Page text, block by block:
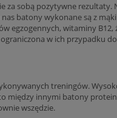
za sobą pozytywne rezultaty.
batony wykonane są z
egzogennych, witaminy B12,
w ich przypadku
treningów.
między innymi batony
wszędzie.